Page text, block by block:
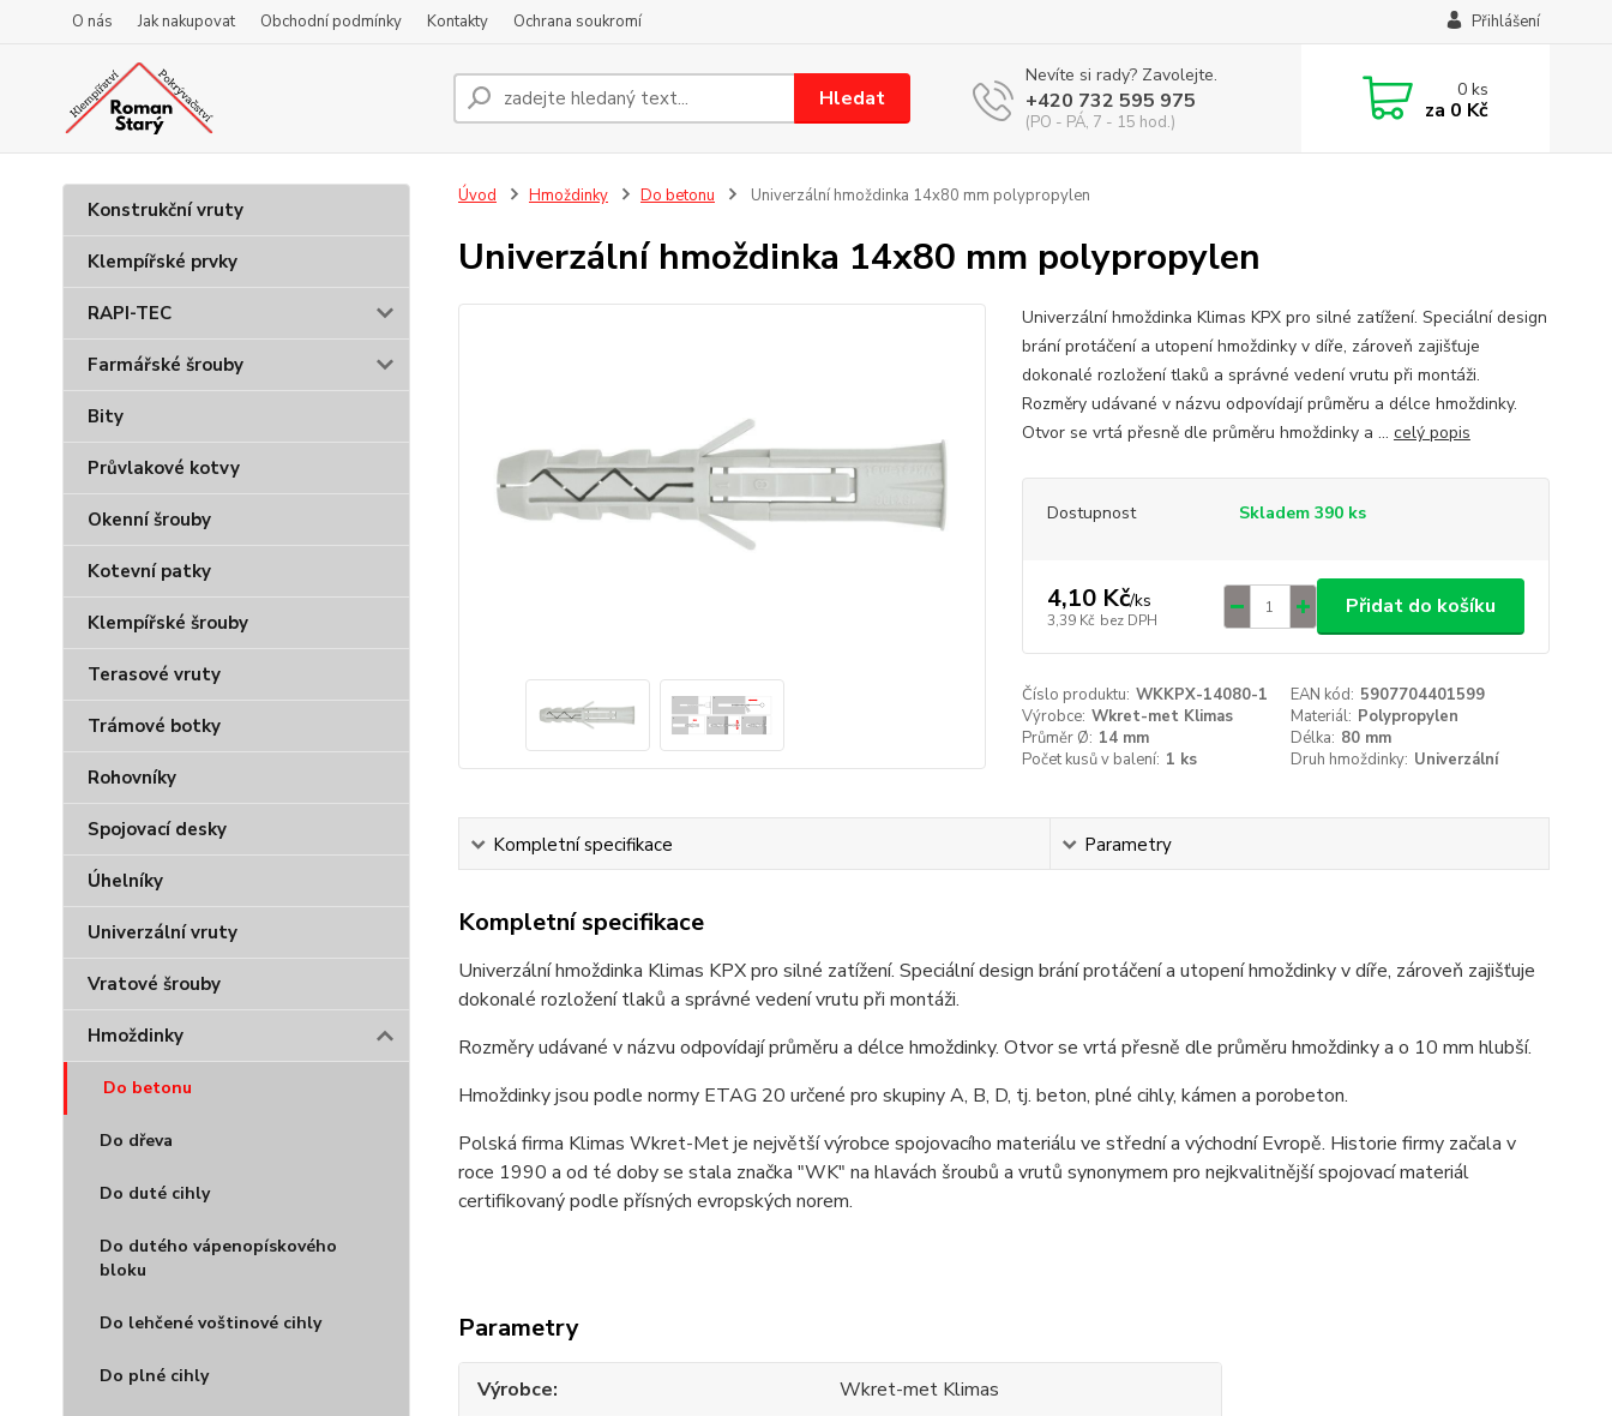
O nás Jak nakupovat Obchodní podmínky Kontakty Ochrana soukromí Přihlášení
Hledat
Nevíte si rady? Zavolejte.
+420 732 595 975
(PO - PÁ, 7 - 15 hod.)
0ks
za 0 Kč
Konstrukční vruty
Klempířské prvky
RAPI-TEC
Farmářské šrouby
Bity
Průvlakové kotvy
Okenní šrouby
Kotevní patky
Klempířské šrouby
Terasové vruty
Trámové botky
Rohovníky
Spojovací desky
Úhelníky
Univerzální vruty
Vratové šrouby
Hmoždinky
Do betonu
Do dřeva
Do duté cihly
Do dutého vápenopískového
bloku
Do lehčené voštinové cihly
Do plné cihly
Úvod Hmoždinky Do betonu Univerzální hmoždinka 14x80 mm polypropylen
Univerzální hmoždinka 14x80 mm polypropylen
Univerzální hmoždinka Klimas KPX pro silné zatížení. Speciální design
brání protáčení a utopení hmoždinky v díře, zároveň zajišťuje
dokonalé rozložení tlaků a správné vedení vrutu při montáži.
Rozměry udávané v názvu odpovídají průměru a délce hmoždinky.
Otvor se vrtá přesně dle průměru hmoždinky a ... celý popis
Dostupnost Skladem 390 ks
4,10 Kč/ks
3,39 Kč bez DPH
Přidat do košíku
Číslo produktu: WKKPX-14080-1 EAN kód: 5907704401599
Výrobce: Wkret-met Klimas Materiál: Polypropylen
Průměr Ø: 14 mm Délka: 80 mm
Počet kusů v balení: 1 ks Druh hmoždinky: Univerzální
Kompletní specifikace Parametry
Kompletní specifikace
Univerzální hmoždinka Klimas KPX pro silné zatížení. Speciální design brání protáčení a utopení hmoždinky v díře, zároveň zajišťuje
dokonalé rozložení tlaků a správné vedení vrutu při montáži.
Rozměry udávané v názvu odpovídají průměru a délce hmoždinky. Otvor se vrtá přesně dle průměru hmoždinky a o 10 mm hlubší.
Hmoždinky jsou podle normy ETAG 20 určené pro skupiny A, B, D, tj. beton, plné cihly, kámen a porobeton.
Polská firma Klimas Wkret-Met je největší výrobce spojovacího materiálu ve střední a východní Evropě. Historie firmy začala v
roce 1990 a od té doby se stala značka "WK" na hlavách šroubů a vrutů synonymem pro nejkvalitnější spojovací materiál
certifikovaný podle přísných evropských norem.
Parametry
Výrobce
Wkret-met Klimas